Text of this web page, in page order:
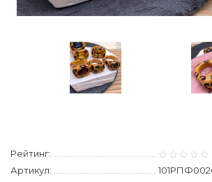
Рейтинг:
Артикул: